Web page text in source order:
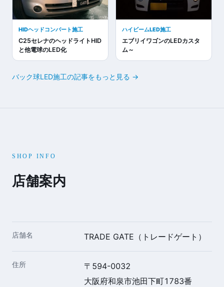
HIDヘッドコンバート施工
C25セレナのヘッドライトHID
と他電球のLED化
ハイビームLED施工
エブリイワゴンのLEDカスタ
ム～
バック球LED施工の記事をもっと見る →
SHOP INFO
店舗案内
店舗名 TRADE GATE（トレードゲート）
住所
〒594-0032
大阪府和泉市池田下町1783番